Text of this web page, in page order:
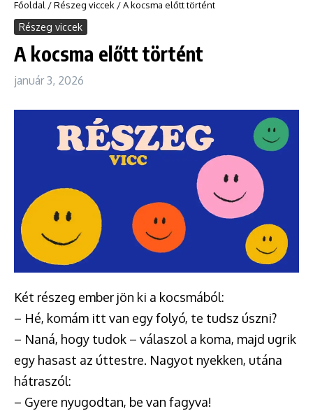
Főoldal /Részeg viccek /A kocsma előtt történt
Részeg viccek
A kocsma előtt történt
január 3, 2026
Két részeg ember jön ki a kocsmából:
– Hé, komám itt van egy folyó, te tudsz úszni?
– Naná, hogy tudok – válaszol a koma, majd ugrik
egy hasast az úttestre. Nagyot nyekken, utána
hátraszól:
– Gyere nyugodtan, be van fagyva!